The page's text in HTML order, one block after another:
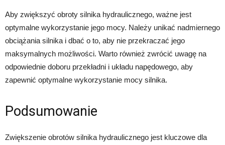
Aby zwiększyć obroty silnika hydraulicznego, ważne jest
optymalne wykorzystanie jego mocy. Należy unikać nadmiernego
obciążania silnika i dbać o to, aby nie przekraczać jego
maksymalnych możliwości. Warto również zwrócić uwagę na
odpowiednie doboru przekładni i układu napędowego, aby
zapewnić optymalne wykorzystanie mocy silnika.
Podsumowanie
Zwiększenie obrotów silnika hydraulicznego jest kluczowe dla